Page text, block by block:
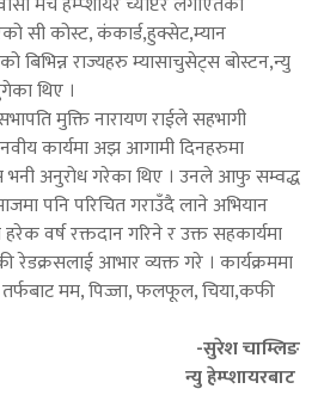
सी कोस्ट, कंकार्ड,हुक्सेट,म्यान
बिभिन्न राज्यहरु म्यासाचुसेट्स बोस्टन,न्यु
थिए ।
मुक्ति नारायण राईले सहभागी
कार्यमा अझ आगामी दिनहरुमा
भनी अनुरोध गरेका थिए । उनले आफु सम्वद्ध
पनि परिचित गराउँदै लाने अभियान
वर्ष रक्तदान गरिने र उक्त सहकार्यमा
रेडक्रसलाई आभार व्यक्त गरे । कार्यक्रममा
मम, पिज्जा, फलफूल, चिया,कफी
-सुरेश चाम्लिङ
न्यु हेम्प्शायरबाट